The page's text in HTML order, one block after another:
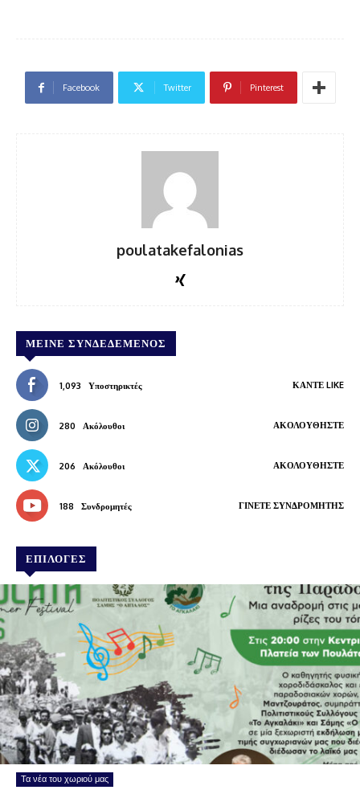
Facebook Twitter Pinterest
poulatakefalonias
ΜΕΊΝΕ ΣΥΝΔΕΔΕΜΈΝΟΣ
1,093 Υποστηρικτές ΚΆΝΤΕ LIKE
280 Ακόλουθοι ΑΚΟΛΟΥΘΉΣΤΕ
206 Ακόλουθοι ΑΚΟΛΟΥΘΉΣΤΕ
188 Συνδρομητές ΓΊΝΕΤΕ ΣΥΝΔΡΟΜΗΤΉΣ
ΕΠΙΛΟΓΕΣ
Τα νέα του χωριού μας